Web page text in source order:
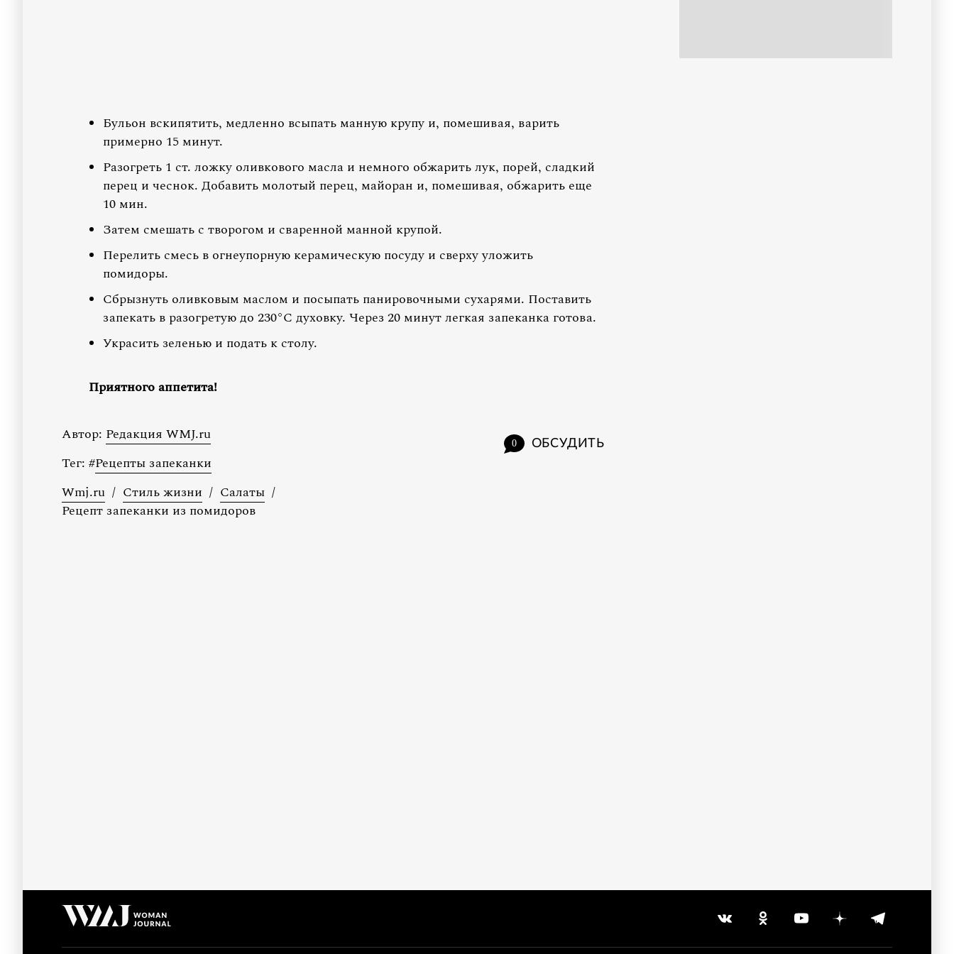
Бульон вскипятить, медленно всыпать манную крупу и, помешивая, варить
примерно 15 минут.
Разогреть 1 ст. ложку оливкового масла и немного обжарить лук, порей, сладкий
перец и чеснок. Добавить молотый перец, майоран и, помешивая, обжарить еще
10 мин.
Затем смешать с творогом и сваренной манной крупой.
Перелить смесь в огнеупорную керамическую посуду и сверху уложить
помидоры.
Сбрызнуть оливковым маслом и посыпать панировочными сухарями. Поставить
запекать в разогретую до 230°С духовку. Через 20 минут легкая запеканка готова.
Украсить зеленью и подать к столу.
Приятного аппетита!
0 ОБСУДИТЬ
Автор: Редакция WMJ.ru
Тег: #Рецепты запеканки
Wmj.ru / Стиль жизни / Салаты /
Рецепт запеканки из помидоров